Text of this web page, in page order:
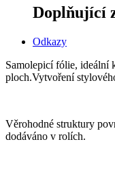
Doplňující
Odkazy
Samolepicí fólie, ideální
ploch.Vytvoření
Věrohodné struktury
dodáváno v rolích.